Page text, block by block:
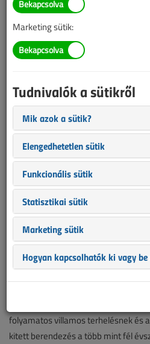
Az ellátásbiztonság egyik alappilére
folyamatos fejlesztése. A MAVIR
az üzemideje végén járó, átviteli
vagy újít fel. A cserék döntően a
teljesítményű transzformátorokat
átviteli hálózat legöregebb elemei
Három új transzformátor
Az elmúlt időszakban új
alállomásra, itt az 1 számú
folyamatos villamos terhelésnek és
kitett berendezés a több mint fél
Marketing sütik:
Tudnivalók a sütikről
Mik azok a sütik?
Elengedhetetlen sütik
Funkcionális sütik
Statisztikai sütik
Marketing sütik
Hogyan kapcsolhatók ki vagy